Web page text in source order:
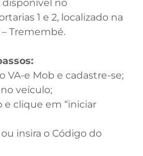
disponível no
1 e 2, localizado na
Tremembé.
VA-e Mob e cadastre-se;
veículo;
e clique em “iniciar
ou insira o Código do